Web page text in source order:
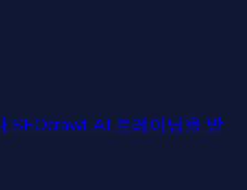
SEOcrawl AI 트레이닝을 받